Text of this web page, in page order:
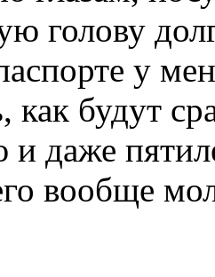
голову
у
как будут
даже
вообще